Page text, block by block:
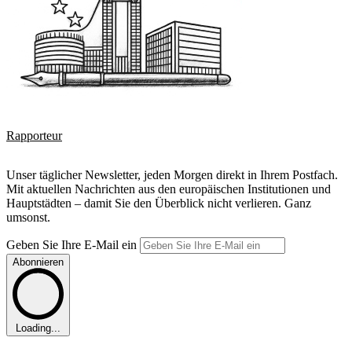
Rapporteur
Unser täglicher Newsletter, jeden Morgen direkt in Ihrem Postfach.
Mit aktuellen Nachrichten aus den europäischen Institutionen und
Hauptstädten – damit Sie den Überblick nicht verlieren. Ganz
umsonst.
Geben Sie Ihre E-Mail ein
Abonnieren
Loading...